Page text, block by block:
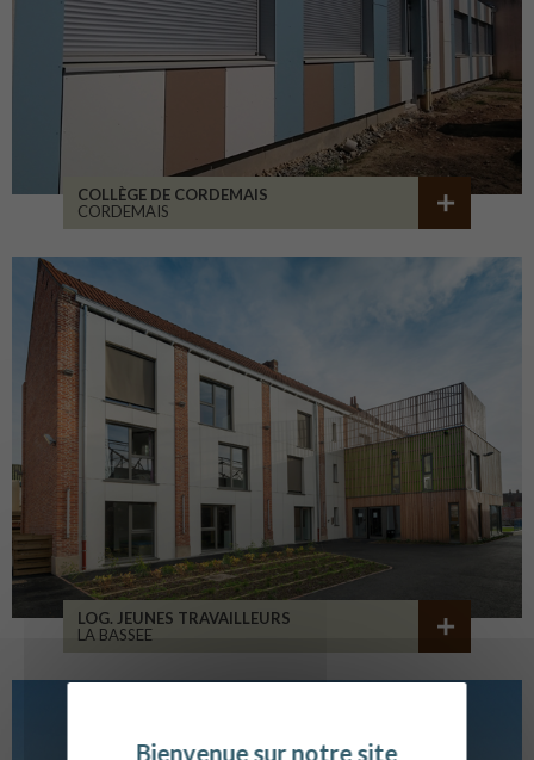
COLLÈGE DE CORDEMAIS
CORDEMAIS
LOG. JEUNES TRAVAILLEURS
LA BASSEE